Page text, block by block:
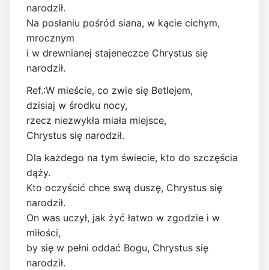
narodził.
Na posłaniu pośród siana, w kącie cichym,
mrocznym
i w drewnianej stajeneczce Chrystus się
narodził.
Ref.:W mieście, co zwie się Betlejem,
dzisiaj w środku nocy,
rzecz niezwykła miała miejsce,
Chrystus się narodził.
Dla każdego na tym świecie, kto do szczęścia
dąży.
Kto oczyścić chce swą duszę, Chrystus się
narodził.
On was uczył, jak żyć łatwo w zgodzie i w
miłości,
by się w pełni oddać Bogu, Chrystus się
narodził.